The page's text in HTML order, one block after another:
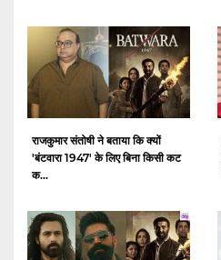
राजकुमार संतोषी ने बताया कि क्यों
'बंटवारा 1947' के लिए बिना किसी कट
क...